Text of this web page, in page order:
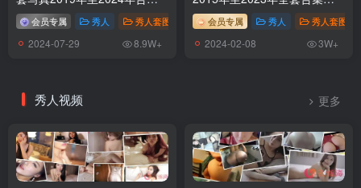
001-1243，大小485G（随官
方更新）
会员专属 秀人 秀人套图 # XIAOYU语画界 # 语画界
2024-07-29 8.9W+
001-634，大小165G（随官方
更新）会员专属 秀人 秀人套图
2024-02-08 3W+
秀人视频 更多